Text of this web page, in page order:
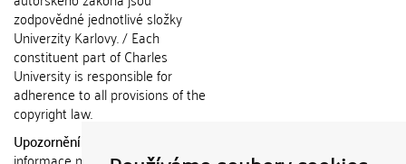
zodpovědné jednotlivé složky
Univerzity Karlovy. / Each
constituent part of Charles
University is responsible for
adherence to all provisions of the
copyright law.
Upozornění / Notice: